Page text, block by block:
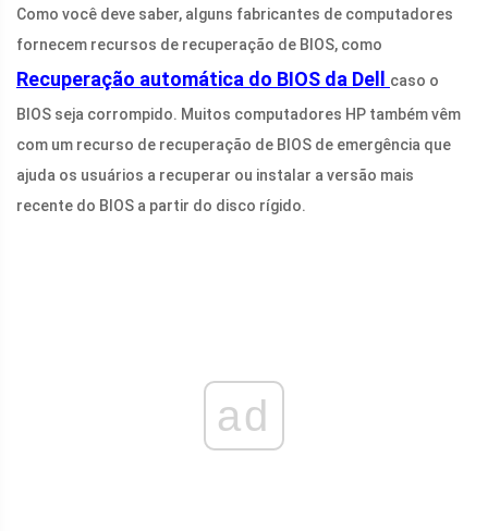
Como você deve saber, alguns fabricantes de computadores
fornecem recursos de recuperação de BIOS, como
Recuperação automática do BIOS da Dell
caso o
BIOS seja corrompido. Muitos computadores HP também vêm
com um recurso de recuperação de BIOS de emergência que
ajuda os usuários a recuperar ou instalar a versão mais
recente do BIOS a partir do disco rígido.
ad